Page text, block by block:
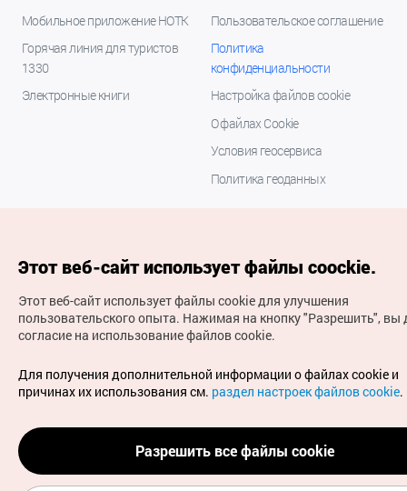
Мобильное приложение НОТК
Горячая линия для туристов
1330
Электронные книги
Пользовательское соглашение
Политика
конфиденциальности
Настройка файлов cookie
О файлах Cookie
Условия геосервиса
Политика геоданных
(с) Национальная организация туризма Кореи Все
права защищены
Для извещения об ошибках и проблемах, связанных с
работой веб-сайта, направляйте ваши запросы на
официальный адрес электронной почты
russian@knto.or.kr
Этот веб-сайт использует файлы coockie.
Этот веб-сайт использует файлы cookie для улучшения
пользовательского опыта. Нажимая на кнопку "Разрешить", вы
согласие на использование файлов cookie.
Для получения дополнительной информации о файлах cookie и
причинах их использования см. раздел настроек файлов cookie.
Разрешить все файлы cookie